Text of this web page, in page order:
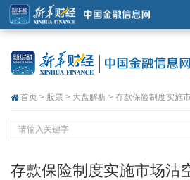
首页 > 股票 > 大盘解析 > 存款保险制度实施
存款保险制度实施市场沽